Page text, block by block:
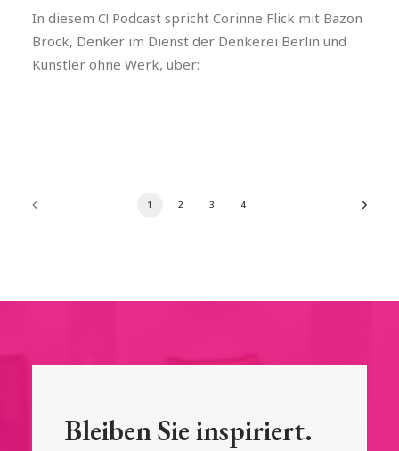
In diesem C! Podcast spricht Corinne Flick mit Bazon
Brock, Denker im Dienst der Denkerei Berlin und
Künstler ohne Werk, über:
1 2 3 4
Bleiben Sie inspiriert.